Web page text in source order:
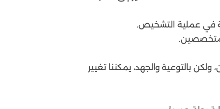
بالتوعية والجهد، يمكننا تغيير